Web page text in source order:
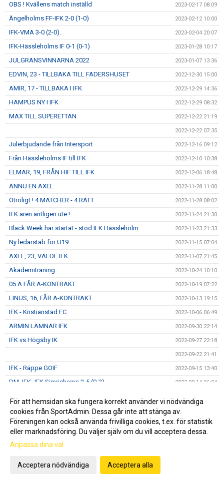
OBS ! Kvällens match inställd 2023-02-17 08:09
Ängelholms FF-IFK 2-0 (1-0) 2023-02-12 10:00
IFK-VMA 3-0 (2-0). 2023-02-04 20:07
IFK-Hässleholms IF 0-1 (0-1) 2023-01-28 10:17
JULGRANSVINNARNA 2022 2023-01-07 13:36
EDVIN, 23 - TILLBAKA TILL FADERSHUSET 2022-12-30 15:00
AMIR, 17 - TILLBAKA I IFK 2022-12-29 14:36
HAMPUS NY I IFK 2022-12-29 08:32
MAX TILL SUPERETTAN 2022-12-22 21:19
2022-12-22 07:35
Julerbjudande från Intersport 2022-12-16 09:12
Från Hässleholms IF till IFK 2022-12-10 10:38
ELMAR, 19, FRÅN HIF TILL IFK 2022-12-06 18:48
ÄNNU EN AXEL 2022-11-28 11:00
Otroligt ! 4 MATCHER - 4 RÄTT 2022-11-28 08:02
IFK:aren äntligen ute ! 2022-11-24 21:30
Black Week har startat - stöd IFK Hässleholm 2022-11-23 21:33
Ny ledarstab för U19 2022-11-15 07:04
AXEL, 23, VALDE IFK 2022-11-07 21:45
Akademiträning 2022-10-24 10:10
05:A FÅR A-KONTRAKT 2022-10-19 07:22
LINUS, 16, FÅR A-KONTRAKT 2022-10-13 19:15
IFK - Kristianstad FC 2022-10-06 06:49
ARMIN LÄMNAR IFK 2022-09-30 22:14
IFK vs Högsby IK 2022-09-27 22:18
2022-09-22 21:41
IFK - Räppe GOIF 2022-09-15 13:40
DM, IFK- IFK Simrishamn 2-5 (0-2) 2022-09-14 06:04
IFK - FK Karlskrona 2022-09-09 16:15
ISAAC HAR FÖRLÄNGT 2022-09-07 14:55
Månadsbrev September
För att hemsidan ska fungera korrekt använder vi nödvändiga
cookies från SportAdmin. Dessa går inte att stänga av.
Föreningen kan också använda frivilliga cookies, t.ex. för statistik
eller marknadsföring. Du väljer själv om du vill acceptera dessa.
Anpassa dina val
Acceptera nödvändiga Acceptera alla